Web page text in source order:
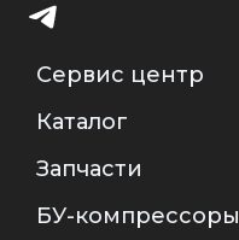
Сервис центр
Каталог
Запчасти
БУ-компрессоры